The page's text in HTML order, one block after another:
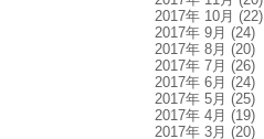
2017年 10月 (22)
2017年 9月 (24)
2017年 8月 (20)
2017年 7月 (26)
2017年 6月 (24)
2017年 5月 (25)
2017年 4月 (19)
2017年 3月 (20)